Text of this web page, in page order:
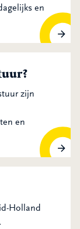
en
zijn
en
Holland